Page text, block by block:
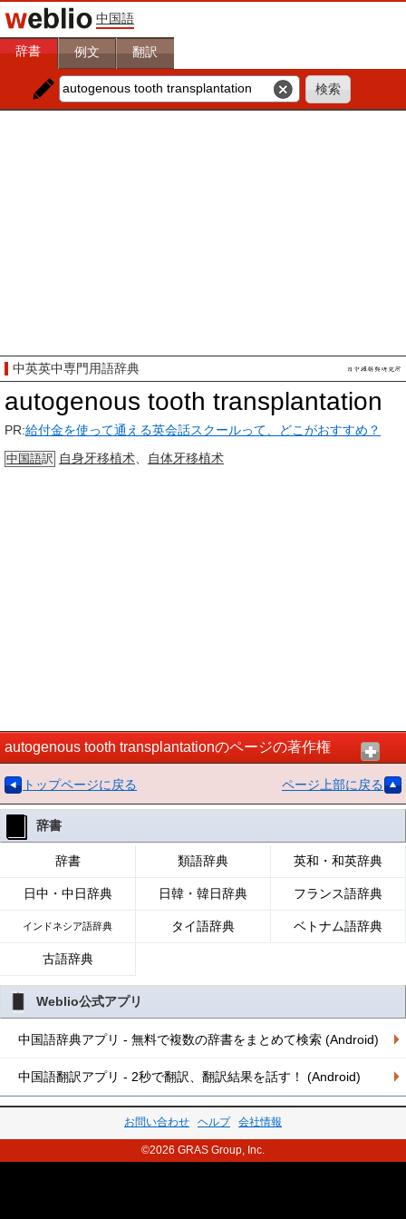
中国語
辞書 例文 翻訳
中英英中専門用語辞典
autogenous tooth transplantation
PR:給付金を使って通える英会話スクールって、どこがおすすめ？
中国語訳 自身牙移植术 自体牙移植术
autogenous tooth transplantationのページの著作権
トップページに戻る ページ上部に戻る
辞書
辞書 類語辞典 英和・和英辞典
日中・中日辞典 日韓・韓日辞典 フランス語辞典
インドネシア語辞典 タイ語辞典 ベトナム語辞典
古語辞典
Weblio公式アプリ
中国語辞典アプリ - 無料で複数の辞書をまとめて検索 (Android)
中国語翻訳アプリ - 2秒で翻訳、翻訳結果を話す！ (Android)
お問い合わせ ヘルプ 会社情報
©2026 GRAS Group, Inc.